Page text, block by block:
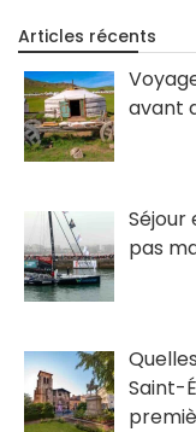
Articles récents
avant
Séjour
pas
Saint-